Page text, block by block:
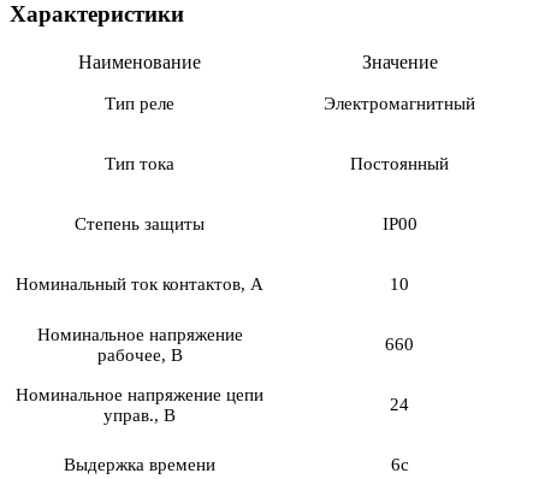
Характеристики
Наименование Значение
Тип реле Электромагнитный
Тип тока Постоянный
Степень защиты IP00
Номинальный ток контактов, А 10
Номинальное напряжение
рабочее, В
660
Номинальное напряжение цепи
управ., В
24
Выдержка времени 6с